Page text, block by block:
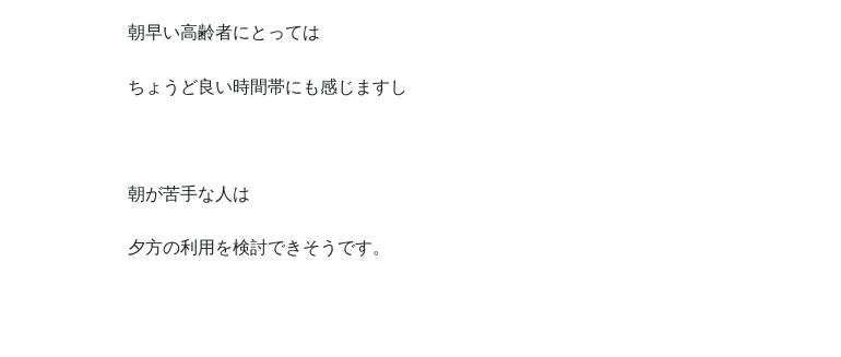
朝早い高齢者にとっては
ちょうど良い時間帯にも感じますし
朝が苦手な人は
夕方の利用を検討できそうです。